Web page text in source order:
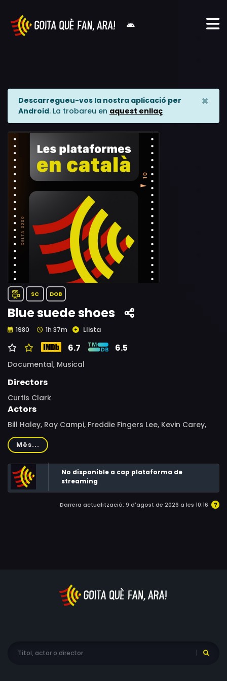
Descarregueu-vos la nostra aplicació per
Android. La trobareu en aquest enllaç
×
SC DOB
Blue suede shoes
1980 1h 37m Llista
6.7 6.5
Documental, Musical
Directors
Curtis Clark
Actors
Bill Haley, Ray Campi, Freddie Fingers Lee, Kevin Carey,
Eddie Cochran, Geoff Driscoll, Jim Lebak, Steve Murray,
Ray Parsons, Cliff Richard, Pete Spencer, Tommy Steele,
Jerry Tilley, Gene Vincent, Patrick Malynn
Més...
No disponible a cap plataforma de
streaming
Darrera actualització: 9 d'agost de 2026 a les 10:16